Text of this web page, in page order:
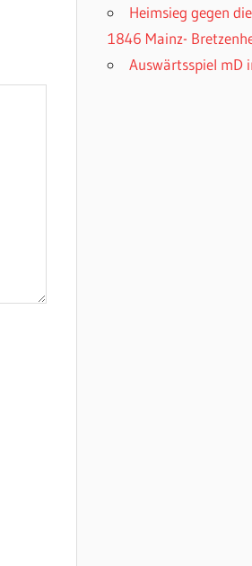
Heimsieg gegen
1846 Mainz-
Auswärtsspiel mD